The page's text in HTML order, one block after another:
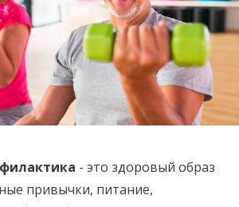
- это здоровый образ
привычки, питание,